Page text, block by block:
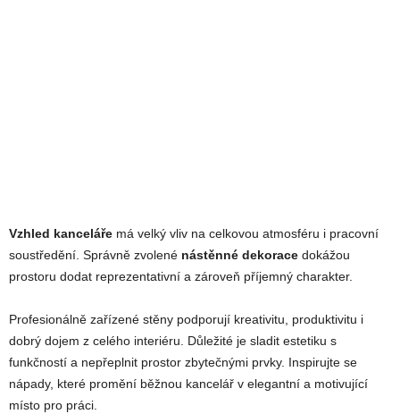
Vzhled kanceláře má velký vliv na celkovou atmosféru i pracovní
soustředění. Správně zvolené nástěnné dekorace dokážou
prostoru dodat reprezentativní a zároveň příjemný charakter.
Profesionálně zařízené stěny podporují kreativitu, produktivitu i
dobrý dojem z celého interiéru. Důležité je sladit estetiku s
funkčností a nepřeplnit prostor zbytečnými prvky. Inspirujte se
nápady, které promění běžnou kancelář v elegantní a motivující
místo pro práci.